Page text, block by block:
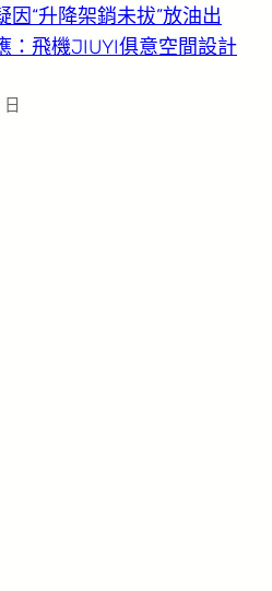
因“升降架銷未拔”放油出
：飛機JIUYI俱意空間設計